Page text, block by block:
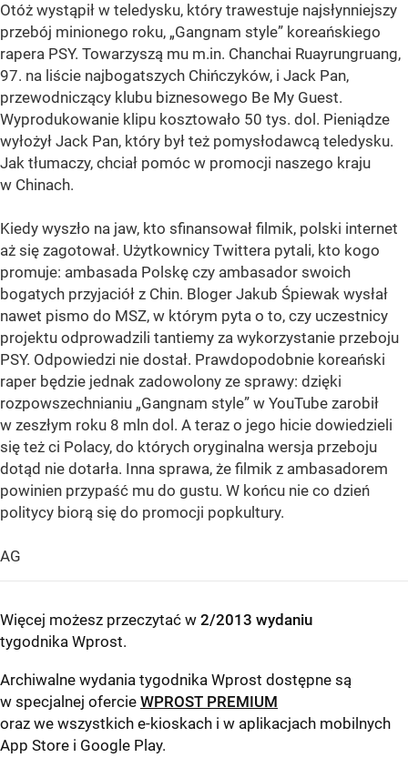
Otóż wystąpił w teledysku, który trawestuje najsłynniejszy
przebój minionego roku, „Gangnam style” koreańskiego
rapera PSY. Towarzyszą mu m.in. Chanchai Ruayrungruang,
97. na liście najbogatszych Chińczyków, i Jack Pan,
przewodniczący klubu biznesowego Be My Guest.
Wyprodukowanie klipu kosztowało 50 tys. dol. Pieniądze
wyłożył Jack Pan, który był też pomysłodawcą teledysku.
Jak tłumaczy, chciał pomóc w promocji naszego kraju
w Chinach.
Kiedy wyszło na jaw, kto sfinansował filmik, polski internet
aż się zagotował. Użytkownicy Twittera pytali, kto kogo
promuje: ambasada Polskę czy ambasador swoich
bogatych przyjaciół z Chin. Bloger Jakub Śpiewak wysłał
nawet pismo do MSZ, w którym pyta o to, czy uczestnicy
projektu odprowadzili tantiemy za wykorzystanie przeboju
PSY. Odpowiedzi nie dostał. Prawdopodobnie koreański
raper będzie jednak zadowolony ze sprawy: dzięki
rozpowszechnianiu „Gangnam style” w YouTube zarobił
w zeszłym roku 8 mln dol. A teraz o jego hicie dowiedzieli
się też ci Polacy, do których oryginalna wersja przeboju
dotąd nie dotarła. Inna sprawa, że filmik z ambasadorem
powinien przypaść mu do gustu. W końcu nie co dzień
politycy biorą się do promocji popkultury.
AG
Więcej możesz przeczytać w 2/2013 wydaniu
tygodnika Wprost.
Archiwalne wydania tygodnika Wprost dostępne są
w specjalnej ofercie WPROST PREMIUM
oraz we wszystkich e-kioskach i w aplikacjach mobilnych
App Store i Google Play.